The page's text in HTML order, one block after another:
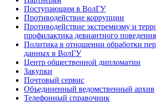
Поступающим в ВолГУ
Противодействие коррупции
Противодействие экстремизму и
профилактика девиантного поведения
Политика в отношении обработки
данных в ВолГУ
Центр общественной дипломатии
Закупки
Почтовый сервис
Объединенный ведомственный архив
Телефонный справочник